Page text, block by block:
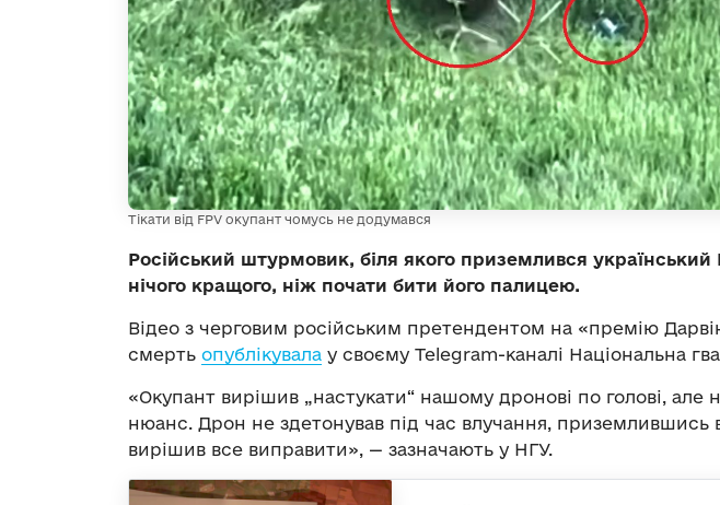
Тікати від FPV окупант чомусь не додумався
Російський штурмовик, біля якого приземлився український
нічого кращого, ніж почати бити його палицею.
Відео з черговим російським претендентом на «премію
смерть опублікувала у своєму Telegram-каналі Національна
«Окупант вирішив „настукати“ нашому дронові по голові, але
нюанс. Дрон не здетонував під час влучання, приземлившись
вирішив все виправити», — зазначають у НГУ.